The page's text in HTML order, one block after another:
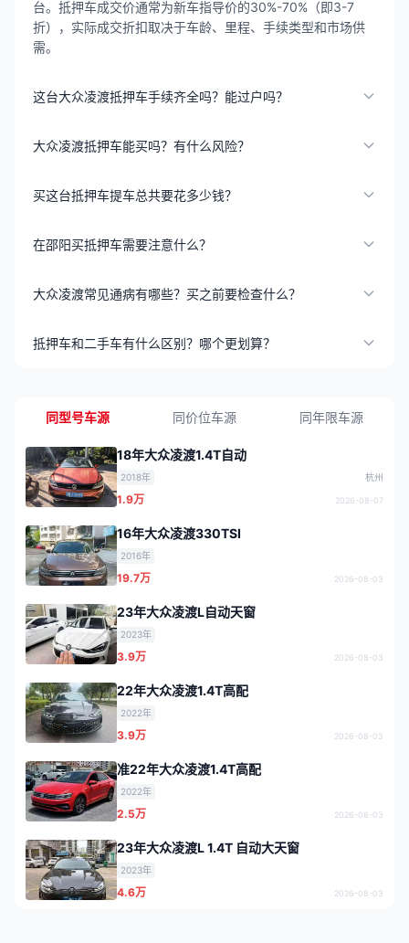
台。抵押车成交价通常为新车指导价的30%-70%（即3-7
折），实际成交折扣取决于车龄、里程、手续类型和市场供
需。
这台大众凌渡抵押车手续齐全吗？能过户吗？
大众凌渡抵押车能买吗？有什么风险？
买这台抵押车提车总共要花多少钱？
在邵阳买抵押车需要注意什么？
大众凌渡常见通病有哪些？买之前要检查什么？
抵押车和二手车有什么区别？哪个更划算？
同型号车源 同价位车源 同年限车源
18年大众凌渡1.4T自动
2018年 杭州
1.9万 2026-08-07
16年大众凌渡330TSI
2016年
19.7万 2026-08-03
23年大众凌渡L自动天窗
2023年
3.9万 2026-08-03
22年大众凌渡1.4T高配
2022年
3.9万 2026-08-03
准22年大众凌渡1.4T高配
2022年
2.5万 2026-08-03
23年大众凌渡L 1.4T 自动大天窗
2023年
4.6万 2026-08-03